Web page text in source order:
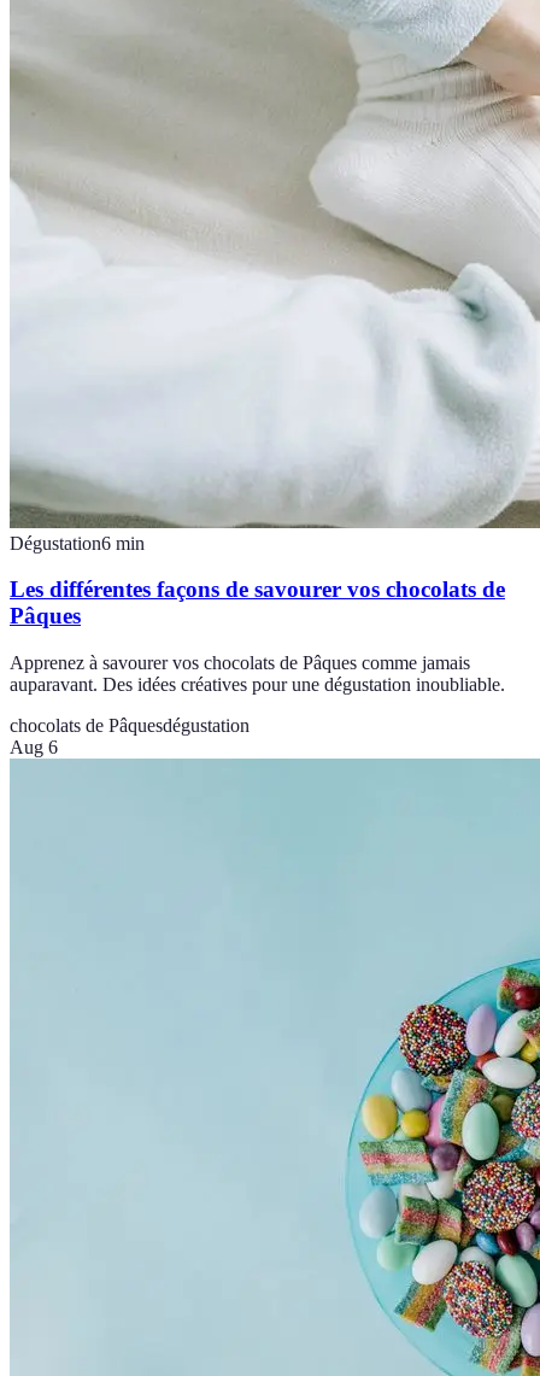
Dégustation6 min
Les différentes façons de savourer vos chocolats de
Pâques
Apprenez à savourer vos chocolats de Pâques comme jamais
auparavant. Des idées créatives pour une dégustation inoubliable.
chocolats de Pâquesdégustation
Aug 6